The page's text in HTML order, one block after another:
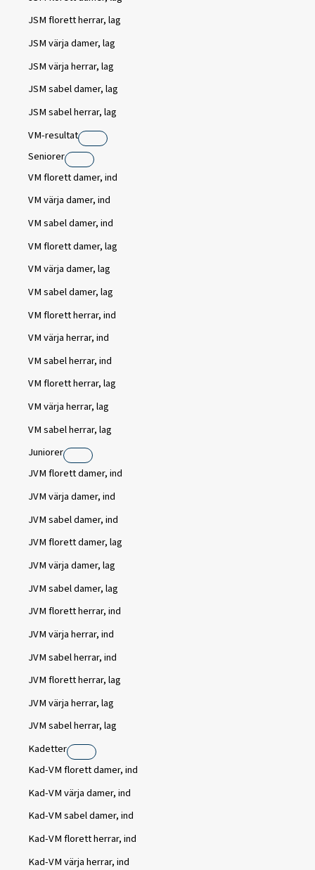
JSM florett herrar, lag
JSM värja damer, lag
JSM värja herrar, lag
JSM sabel damer, lag
JSM sabel herrar, lag
VM-resultat
Seniorer
VM florett damer, ind
VM värja damer, ind
VM sabel damer, ind
VM florett damer, lag
VM värja damer, lag
VM sabel damer, lag
VM florett herrar, ind
VM värja herrar, ind
VM sabel herrar, ind
VM florett herrar, lag
VM värja herrar, lag
VM sabel herrar, lag
Juniorer
JVM florett damer, ind
JVM värja damer, ind
JVM sabel damer, ind
JVM florett damer, lag
JVM värja damer, lag
JVM sabel damer, lag
JVM florett herrar, ind
JVM värja herrar, ind
JVM sabel herrar, ind
JVM florett herrar, lag
JVM värja herrar, lag
JVM sabel herrar, lag
Kadetter
Kad-VM florett damer, ind
Kad-VM värja damer, ind
Kad-VM sabel damer, ind
Kad-VM florett herrar, ind
Kad-VM värja herrar, ind